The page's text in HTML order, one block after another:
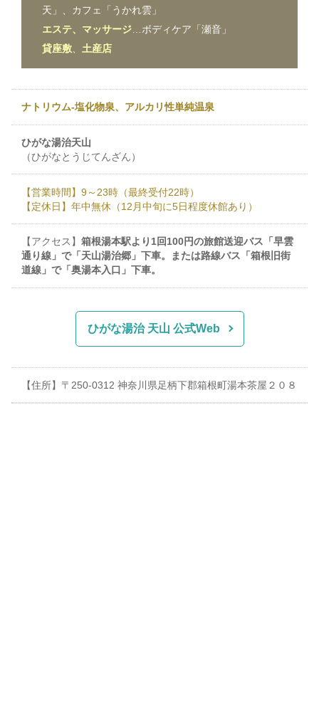
天」、カフェ「うかれ雲」
エステ、マッサージ …ボディケア「瀬音」
貸座敷
土産店
ナトリウム-塩化物泉、アルカリ性単純温泉
ひがな湯治天山
（ひがなとうじてんざん）
【営業時間】9～23時（最終受付22時）
【定休日】年中無休（12月中旬に5日程度休館あり）
【アクセス】箱根湯本駅より1回100円の旅館送迎バス「早雲
通り線」で「天山湯治郷」下車。または路線バス「箱根旧街
道線」で「奥湯本入口」下車。
ひがな湯治 天山 公式Web
【住所】〒250-0312 神奈川県足柄下郡箱根町湯本茶屋２０８